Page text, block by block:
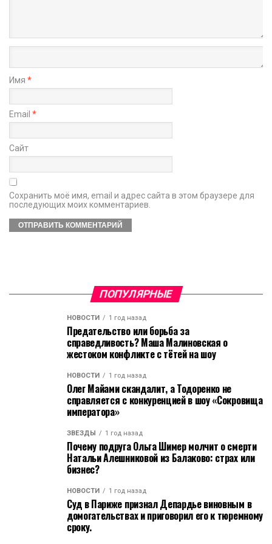
Имя *
Email *
Сайт
Сохранить моё имя, email и адрес сайта в этом браузере для
последующих моих комментариев.
ПОПУЛЯРНЫЕ
НОВОСТИ 1 год назад
Предательство или борьба за
справедливость? Маша Малиновская о
жестоком конфликте с тётей на шоу
НОВОСТИ 1 год назад
Олег Майами скандалит, а Тодоренко не
справляется с конкуренцией в шоу «Сокровища
императора»
ЗВЁЗДЫ 1 год назад
Почему подруга Ольга Шимер молчит о смерти
Натальи Алешниковой из Балаково: страх или
бизнес?
НОВОСТИ 1 год назад
Суд в Париже признал Депардье виновным в
домогательствах и приговорил его к тюремному
сроку.